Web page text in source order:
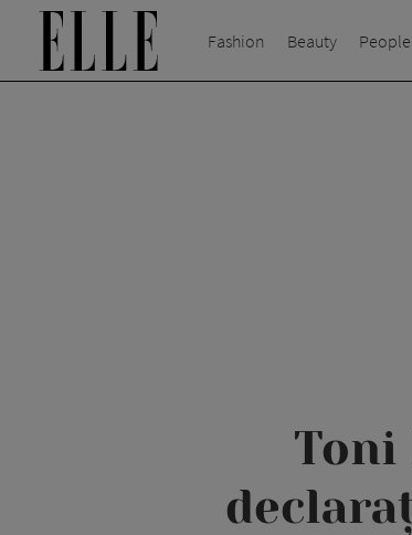
Fashion Beauty People
Toni